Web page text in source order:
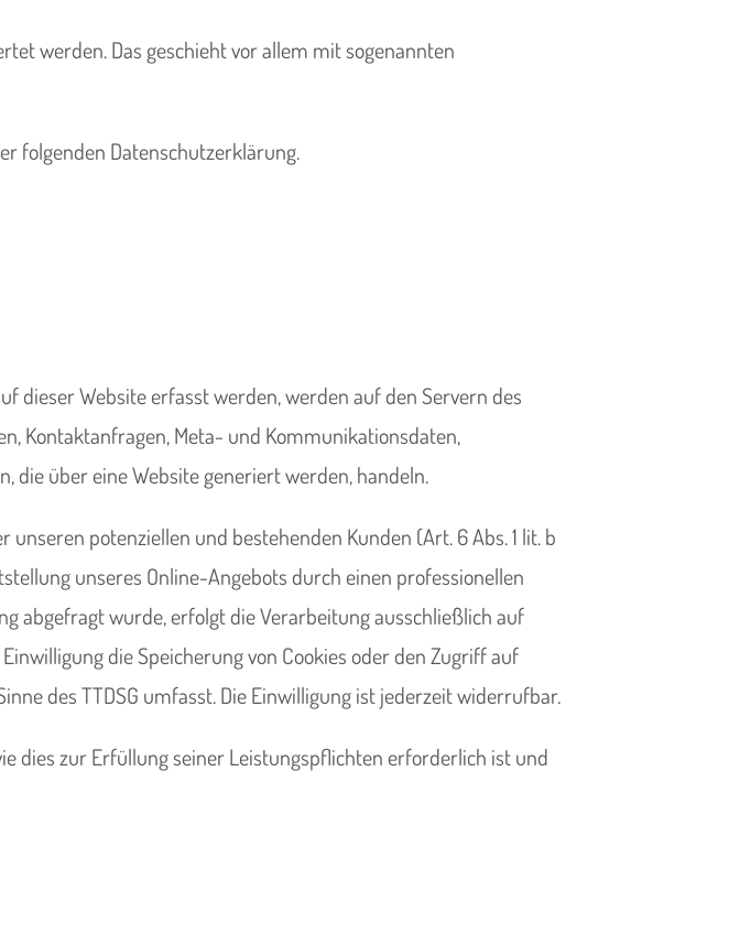
werden. Das geschieht vor allem mit sogenannten
folgenden Datenschutzerklärung.
dieser Website erfasst werden, werden auf den Servern des
Kontaktanfragen, Meta- und Kommunikationsdaten,
die über eine Website generiert werden, handeln.
potenziellen und bestehenden Kunden (Art. 6 Abs. 1 lit. b
unseres Online-Angebots durch einen professionellen
abgefragt wurde, erfolgt die Verarbeitung ausschließlich auf
Einwilligung die Speicherung von Cookies oder den Zugriff auf
des TTDSG umfasst. Die Einwilligung ist jederzeit widerrufbar.
dies zur Erfüllung seiner Leistungspflichten erforderlich ist und